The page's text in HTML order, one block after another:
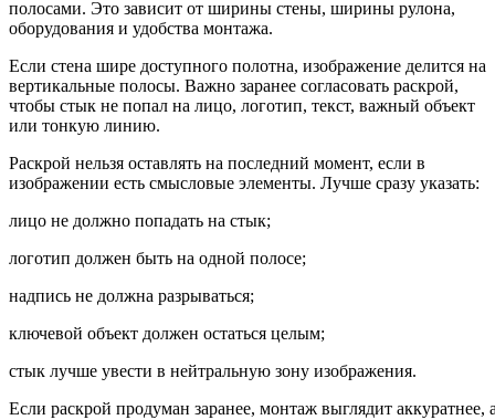
полосами. Это зависит от ширины стены, ширины рулона,
оборудования и удобства монтажа.
Если стена шире доступного полотна, изображение делится на
вертикальные полосы. Важно заранее согласовать раскрой,
чтобы стык не попал на лицо, логотип, текст, важный объект
или тонкую линию.
Раскрой нельзя оставлять на последний момент, если в
изображении есть смысловые элементы. Лучше сразу указать:
лицо не должно попадать на стык;
логотип должен быть на одной полосе;
надпись не должна разрываться;
ключевой объект должен остаться целым;
стык лучше увести в нейтральную зону изображения.
Если раскрой продуман заранее, монтаж выглядит аккуратнее,